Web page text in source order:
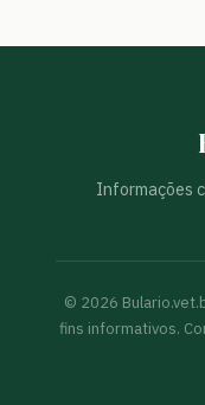
Informações
© 2026
fins informativos.